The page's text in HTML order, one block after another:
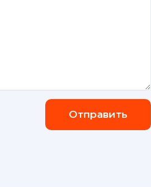
Отправить